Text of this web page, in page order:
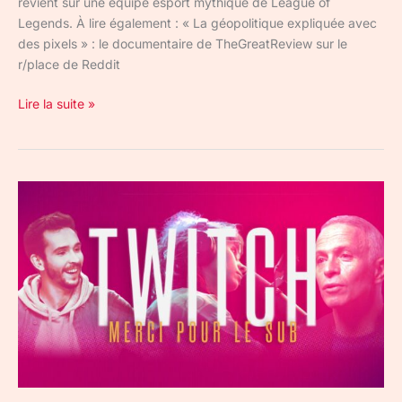
Legends. À lire également : « La géopolitique expliquée avec
des pixels » : le documentaire de TheGreatReview sur le
r/place de Reddit
Lire la suite »
merci
pour
le
sub »
:
un
documentaire
sur